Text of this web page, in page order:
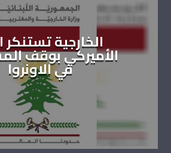
الخارجية تستنكر
الأميركي بوقف
في الاونروا